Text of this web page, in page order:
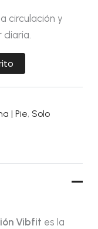
circulación y
| Pie, Solo
Vibfit es la